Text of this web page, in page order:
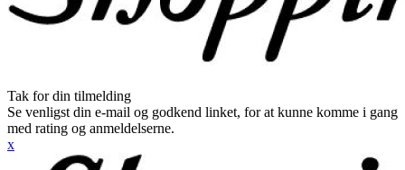
Tak for din tilmelding
Se venligst din e-mail og godkend linket, for at kunne komme i gang
med rating og anmeldelserne.
x